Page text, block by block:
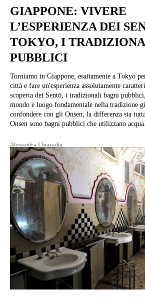
GIAPPONE: VIVERE
L’ESPERIENZA DEI
TOKYO, I
PUBBLICI
Torniamo in Giappone, esattamente a Tokyo
città e fare un'esperienza assolutamente
scoperta dei Sentō, i tradizionali bagni
mondo e luogo fondamentale nella tradizione
confondere con gli Onsen, la differenza sta
Onsen sono bagni pubblici che utilizzano
Alessandra Chiaradia